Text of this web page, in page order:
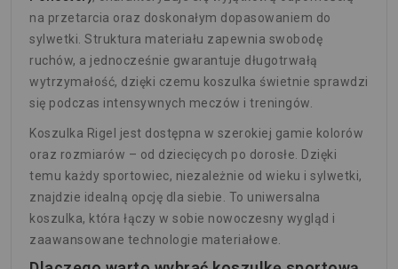
na przetarcia oraz doskonałym dopasowaniem do
sylwetki. Struktura materiału zapewnia swobodę
ruchów, a jednocześnie gwarantuje długotrwałą
wytrzymałość, dzięki czemu koszulka świetnie sprawdzi
się podczas intensywnych meczów i treningów.
Koszulka Rigel jest dostępna w szerokiej gamie kolorów
oraz rozmiarów – od dziecięcych po dorosłe. Dzięki
temu każdy sportowiec, niezależnie od wieku i sylwetki,
znajdzie idealną opcję dla siebie. To uniwersalna
koszulka, która łączy w sobie nowoczesny wygląd i
zaawansowane technologie materiałowe.